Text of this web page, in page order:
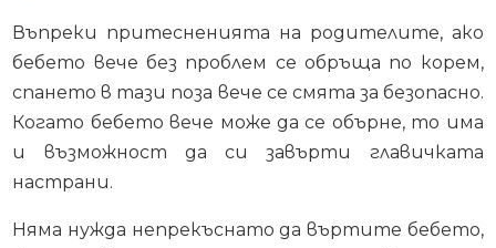
Въпреки притесненията на родителите, ако
бебето вече без проблем се обръща по корем,
спането в тази поза вече се смята за безопасно.
Когато бебето вече може да се обърне, то има
и възможност да си завърти главичката
настрани.
Няма нужда непрекъснато да въртите бебето,